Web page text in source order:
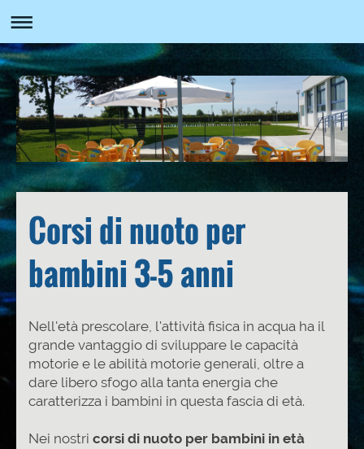
Corsi di nuoto per
bambini 3-5 anni
Nell'età prescolare, l'attività fisica in acqua ha il
grande vantaggio di sviluppare le capacità
motorie e le abilità motorie generali, oltre a
dare libero sfogo alla tanta energia che
caratterizza i bambini in questa fascia di età.
Nei nostri corsi di nuoto per bambini in età